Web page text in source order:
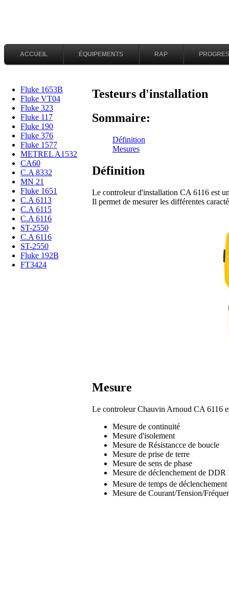
ACCUEIL ÉQUIPEMENTS RAP
Fluke 1653B
Fluke VT04
Fluke 323
Fluke 117
Fluke 190
Fluke 376
Fluke 1577
METREL A1532
CA60
C.A 8332
MN 21
Fluke 1651
C.A 6113
C.A 6115
C.A 6116
ST-2550
C.A 6116
ST-2550
Fluke 192B
FT3424
Testeurs d'installation
Sommaire:
Définition
Mesures
Définition
Le controleur d'installation CA 6116 est
Il permet de mesurer les différentes
Mesure
Le controleur Chauvin Arnoud CA 6116
Mesure de continuité
Mesure d'isolement
Mesure de Résistancce de boucle
Mesure de prise de terre
Mesure de sens de phase
Mesure de déclenchement de DDR
Mesure de temps de déclenchement
Mesure de Courant/Tension/